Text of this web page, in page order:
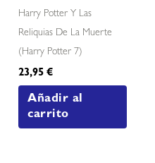
Harry Potter Y Las
Reliquias De La Muerte
(harry Potter 7)
23,95€
Añadir al
carrito